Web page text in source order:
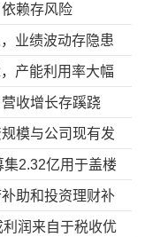
赖存风险
业绩波动存隐患
产能利用率大幅
收增长存蹊跷
模与公司现有发
集2.32亿用于盖楼
助和投资理财补
润来自于税收优